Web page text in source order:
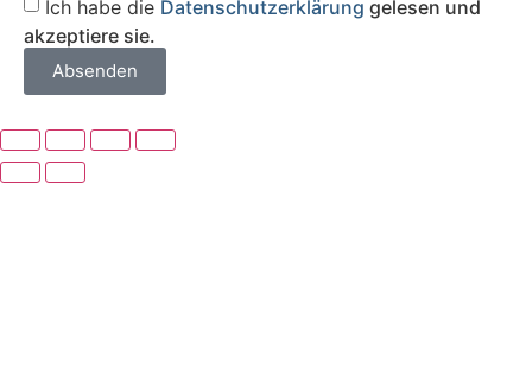
Ich habe die Datenschutzerklärung gelesen und
akzeptiere sie.
Absenden